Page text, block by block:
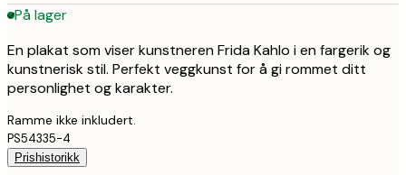
På lager
En plakat som viser kunstneren Frida Kahlo i en fargerik og
kunstnerisk stil. Perfekt veggkunst for å gi rommet ditt
personlighet og karakter.
Ramme ikke inkludert.
PS54335-4
Prishistorikk